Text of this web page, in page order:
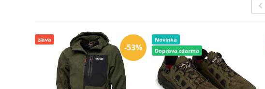
-53%
zľava
Novinka
Doprava zdarma